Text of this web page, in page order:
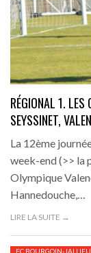
RÉGIONAL 1.
SEYSSINET,
La 12ème
week-end (>> la
Olympique
Hannedouche,…
LIRE LA SUITE →
FC BOURGOIN-JALLIEU